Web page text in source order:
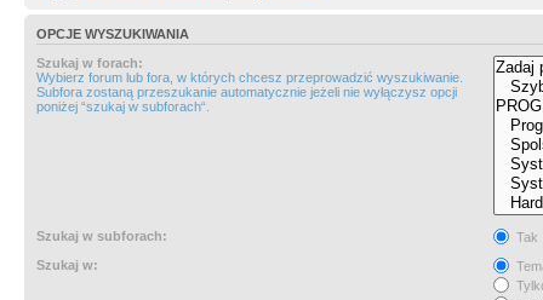
OPCJE WYSZUKIWANIA
Szukaj w forach:
Wybierz forum lub fora, w których chcesz przeprowadzić wyszukiwanie.
Subfora zostaną przeszukanie automatycznie jeżeli nie wyłączysz opcji
poniżej “szukaj w subforach“.
Szukaj w subforach:
Tak
Szukaj w: